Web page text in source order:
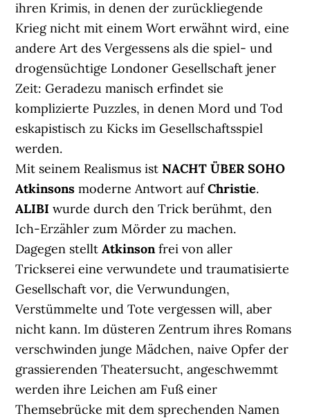
ihren Krimis, in denen der zurückliegende
Krieg nicht mit einem Wort erwähnt wird, eine
andere Art des Vergessens als die spiel- und
drogensüchtige Londoner Gesellschaft jener
Zeit: Geradezu manisch erfindet sie
komplizierte Puzzles, in denen Mord und Tod
eskapistisch zu Kicks im Gesellschaftsspiel
werden.
Mit seinem Realismus istNACHT ÜBER SOHO
Atkinsons moderne Antwort aufChristie.
ALIBI wurde durch den Trick berühmt, den
Ich-Erzähler zum Mörder zu machen.
Dagegen stelltAtkinsonfrei von aller
Trickserei eine verwundete und traumatisierte
Gesellschaft vor, die Verwundungen,
Verstümmelte und Tote vergessen will, aber
nicht kann. Im düsteren Zentrum ihres Romans
verschwinden junge Mädchen, naive Opfer der
grassierenden Theatersucht, angeschwemmt
werden ihre Leichen am Fuß einer
Themsebrücke mit dem sprechenden Namen